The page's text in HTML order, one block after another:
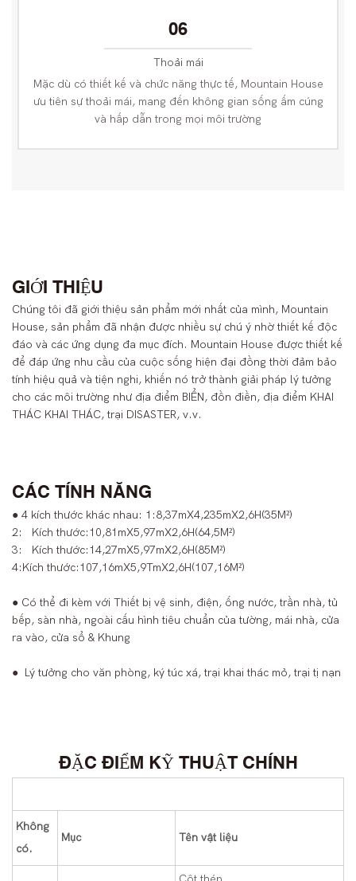
06
Thoải mái
Mặc dù có thiết kế và chức năng thực tế, Mountain House
ưu tiên sự thoải mái, mang đến không gian sống ấm cúng
và hấp dẫn trong mọi môi trường
GIỚI THIỆU
Chúng tôi đã giới thiệu sản phẩm mới nhất của mình, Mountain
House, sản phẩm đã nhận được nhiều sự chú ý nhờ thiết kế độc
đáo và các ứng dụng đa mục đích. Mountain House được thiết kế
để đáp ứng nhu cầu của cuộc sống hiện đại đồng thời đảm bảo
tính hiệu quả và tiện nghi, khiến nó trở thành giải pháp lý tưởng
cho các môi trường như địa điểm BIỂN, đồn điền, địa điểm KHAI
THÁC KHAI THÁC, trại DISASTER, v.v.
CÁC TÍNH NĂNG
● 4 kích thước khác nhau: 1:8,37mX4,235mX2,6H(35M²)
2: Kích thước:10,81mX5,97mX2,6H(64,5M²)
3: Kích thước:14,27mX5,97mX2,6H(85M²)
4:Kích thước:107,16mX5,9TmX2,6H(107,16M²)
● Có thể đi kèm với Thiết bị vệ sinh, điện, ống nước, trần nhà, tủ
bếp, sàn nhà, ngoài cấu hình tiêu chuẩn của tường, mái nhà, cửa
ra vào, cửa sổ & Khung
● Lý tưởng cho văn phòng, ký túc xá, trại khai thác mỏ, trại tị nạn
ĐẶC ĐIỂM KỸ THUẬT CHÍNH
Không
có.
Mục Tên vật liệu